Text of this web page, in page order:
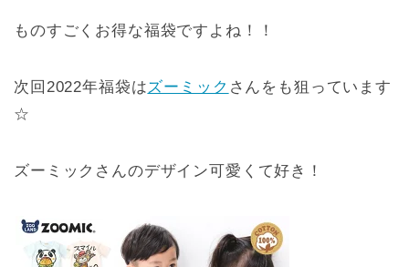
ものすごくお得な福袋ですよね！！
次回2022年福袋はズーミック さんをも狙っています
☆
ズーミックさんのデザイン可愛くて好き！